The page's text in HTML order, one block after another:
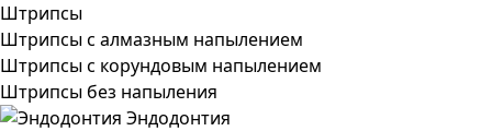
Штрипсы
Штрипсы c алмазным напылением
Штрипсы c корундовым напылением
Штрипсы без напыления
Эндодонтия